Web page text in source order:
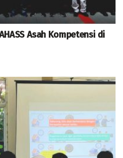
Asah Kompetensi di